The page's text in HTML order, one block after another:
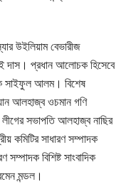
উইলিয়াম বেভারীজ
দাস। প্রধান আলোচক হিসেবে
সাইফুল আলম। বিশেষ
আলহাজ্ব ওচমান গণি
সভাপতি আলহাজ্ব নাছির
কমিটির সাধারণ সম্পাদক
সম্পাদক বিশিষ্ট সাংবাদিক
মন্ডল।